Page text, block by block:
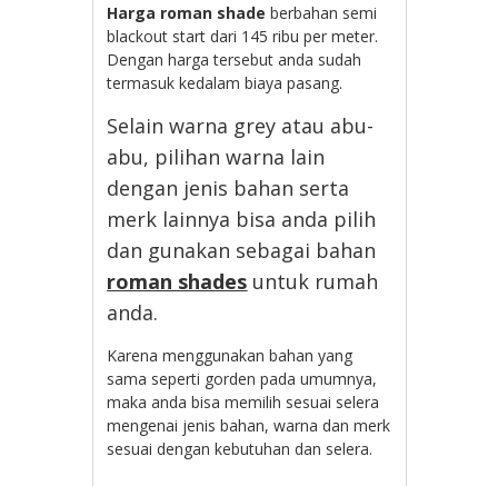
Harga roman shade berbahan semi
blackout start dari 145 ribu per meter.
Dengan harga tersebut anda sudah
termasuk kedalam biaya pasang.
Selain warna grey atau abu-
abu, pilihan warna lain
dengan jenis bahan serta
merk lainnya bisa anda pilih
dan gunakan sebagai bahan
roman shades untuk rumah
anda.
Karena menggunakan bahan yang
sama seperti gorden pada umumnya,
maka anda bisa memilih sesuai selera
mengenai jenis bahan, warna dan merk
sesuai dengan kebutuhan dan selera.